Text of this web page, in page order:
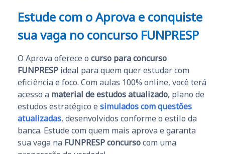
Estude com o Aprova e conquiste
sua vaga no concurso FUNPRESP
O Aprova oferece o curso para concurso
FUNPRESP ideal para quem quer estudar com
eficiência e foco. Com aulas 100% online, você terá
acesso a material de estudos atualizado, plano de
estudos estratégico e simulados com questões
atualizadas, desenvolvidos conforme o estilo da
banca. Estude com quem mais aprova e garanta
sua vaga na FUNPRESP concursocom uma